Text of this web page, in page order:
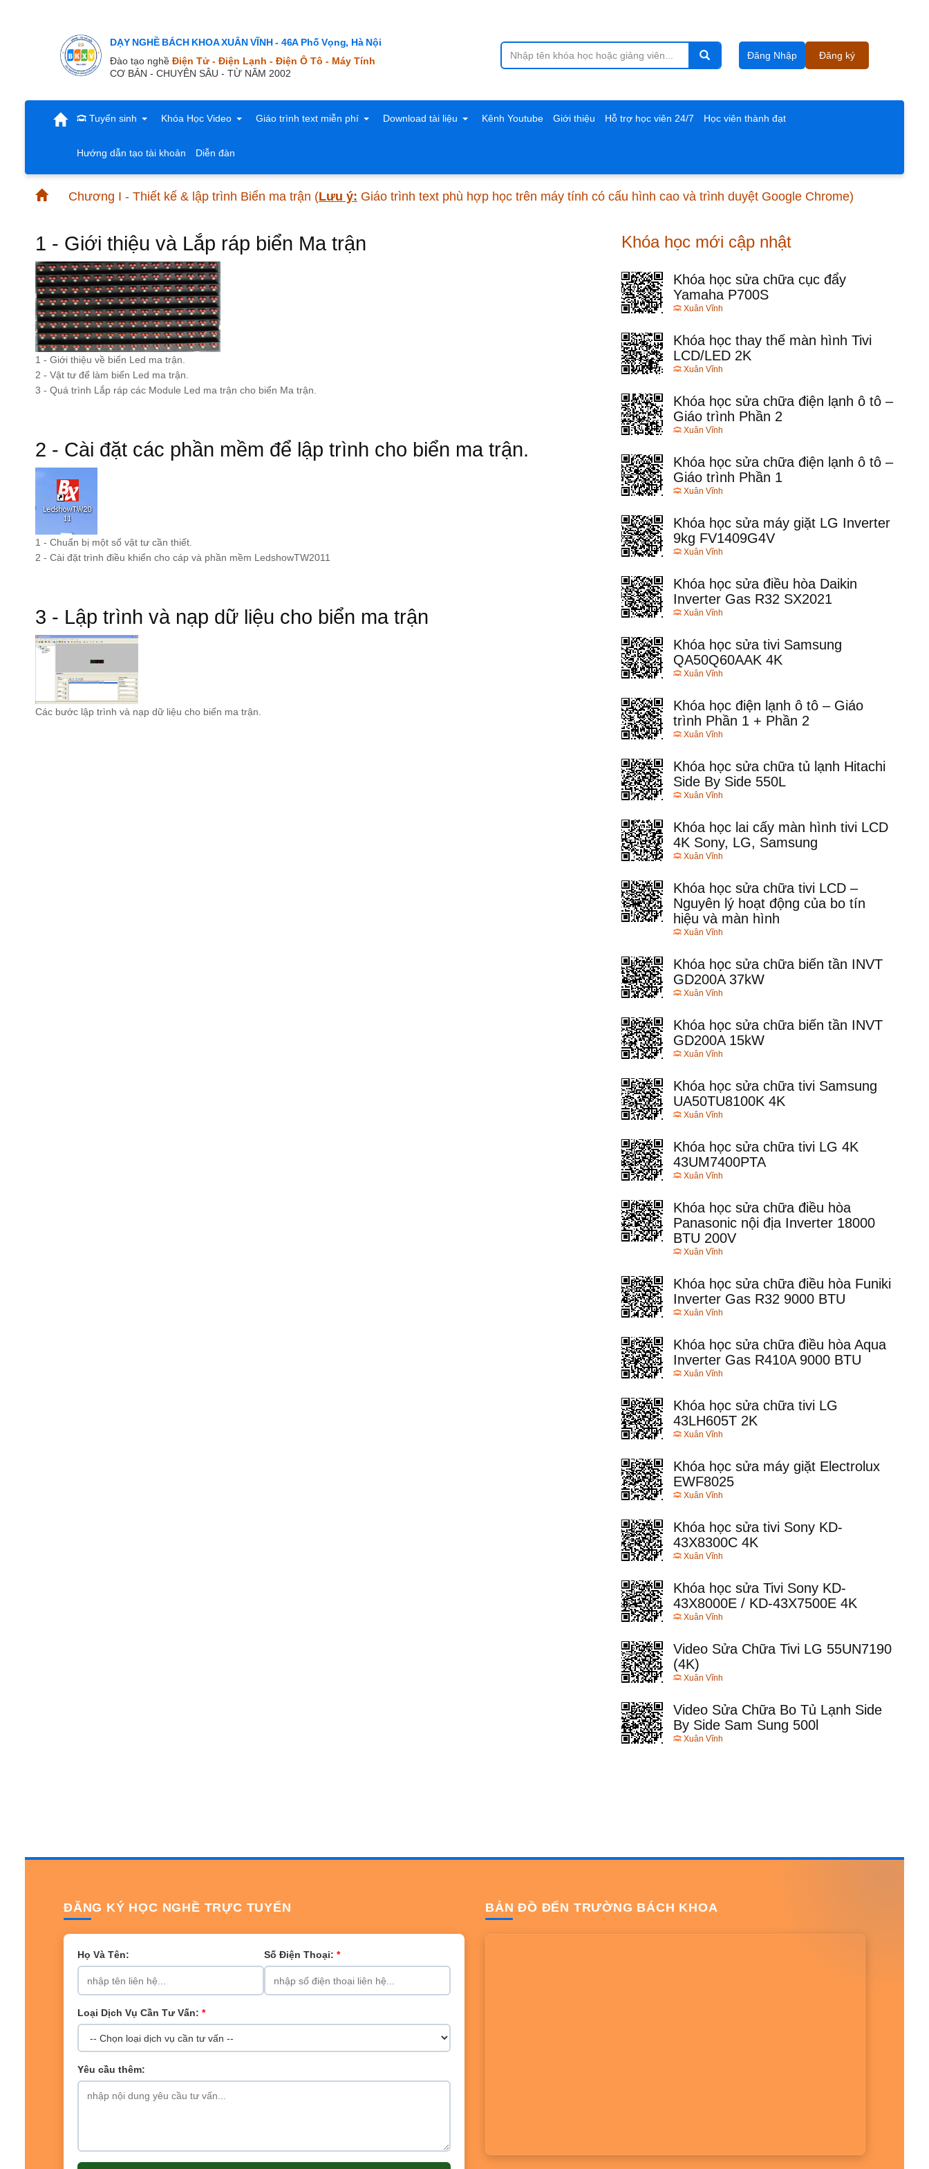
DẠY NGHỀ BÁCH KHOA XUÂN VĨNH - 46A Phố Vọng, Hà Nội
Đào tạo nghề Điện Tử - Điện Lạnh - Điện Ô Tô - Máy Tính
CƠ BẢN - CHUYÊN SÂU - TỪ NĂM 2002
Đăng Nhập Đăng ký
Tuyển sinh Khóa Học Video Giáo trình text miễn phí Download tài liệu Kênh Youtube Giới thiệu Hỗ trợ học viên 24/7 Học viên thành đạt
Hướng dẫn tạo tài khoản Diễn đàn
Chương I - Thiết kế & lập trình Biển ma trận (Lưu ý: Giáo trình text phù hợp học trên máy tính có cấu hình cao và trình duyệt Google Chrome)
1 - Giới thiệu và Lắp ráp biển Ma trận
1 - Giới thiệu về biển Led ma trận.
2 - Vật tư để làm biển Led ma trận.
3 - Quá trình Lắp ráp các Module Led ma trận cho biển Ma trận.
2 - Cài đặt các phần mềm để lập trình cho biển ma trận.
1 - Chuẩn bị một số vật tư cần thiết.
2 - Cài đặt trình điều khiển cho cáp và phần mềm LedshowTW2011
3 - Lập trình và nạp dữ liệu cho biển ma trận
Các bước lập trình và nạp dữ liệu cho biển ma trận.
Khóa học mới cập nhật
Khóa học sửa chữa cục đẩy
Yamaha P700S
Xuân Vĩnh
Khóa học thay thế màn hình Tivi
LCD/LED 2K
Xuân Vĩnh
Khóa học sửa chữa điện lạnh ô tô –
Giáo trình Phần 2
Xuân Vĩnh
Khóa học sửa chữa điện lạnh ô tô –
Giáo trình Phần 1
Xuân Vĩnh
Khóa học sửa máy giặt LG Inverter
9kg FV1409G4V
Xuân Vĩnh
Khóa học sửa điều hòa Daikin
Inverter Gas R32 SX2021
Xuân Vĩnh
Khóa học sửa tivi Samsung
QA50Q60AAK 4K
Xuân Vĩnh
Khóa học điện lạnh ô tô – Giáo
trình Phần 1 + Phần 2
Xuân Vĩnh
Khóa học sửa chữa tủ lạnh Hitachi
Side By Side 550L
Xuân Vĩnh
Khóa học lai cấy màn hình tivi LCD
4K Sony, LG, Samsung
Xuân Vĩnh
Khóa học sửa chữa tivi LCD –
Nguyên lý hoạt động của bo tín
hiệu và màn hình
Xuân Vĩnh
Khóa học sửa chữa biến tần INVT
GD200A 37kW
Xuân Vĩnh
Khóa học sửa chữa biến tần INVT
GD200A 15kW
Xuân Vĩnh
Khóa học sửa chữa tivi Samsung
UA50TU8100K 4K
Xuân Vĩnh
Khóa học sửa chữa tivi LG 4K
43UM7400PTA
Xuân Vĩnh
Khóa học sửa chữa điều hòa
Panasonic nội địa Inverter 18000
BTU 200V
Xuân Vĩnh
Khóa học sửa chữa điều hòa Funiki
Inverter Gas R32 9000 BTU
Xuân Vĩnh
Khóa học sửa chữa điều hòa Aqua
Inverter Gas R410A 9000 BTU
Xuân Vĩnh
Khóa học sửa chữa tivi LG
43LH605T 2K
Xuân Vĩnh
Khóa học sửa máy giặt Electrolux
EWF8025
Xuân Vĩnh
Khóa học sửa tivi Sony KD-
43X8300C 4K
Xuân Vĩnh
Khóa học sửa Tivi Sony KD-
43X8000E / KD-43X7500E 4K
Xuân Vĩnh
Video Sửa Chữa Tivi LG 55UN7190
(4K)
Xuân Vĩnh
Video Sửa Chữa Bo Tủ Lạnh Side
By Side Sam Sung 500l
Xuân Vĩnh
ĐĂNG KÝ HỌC NGHỀ TRỰC TUYẾN
Họ Và Tên: Số Điện Thoại: *
Loại Dịch Vụ Cần Tư Vấn: *
Yêu cầu thêm:
BẢN ĐỒ ĐẾN TRƯỜNG BÁCH KHOA